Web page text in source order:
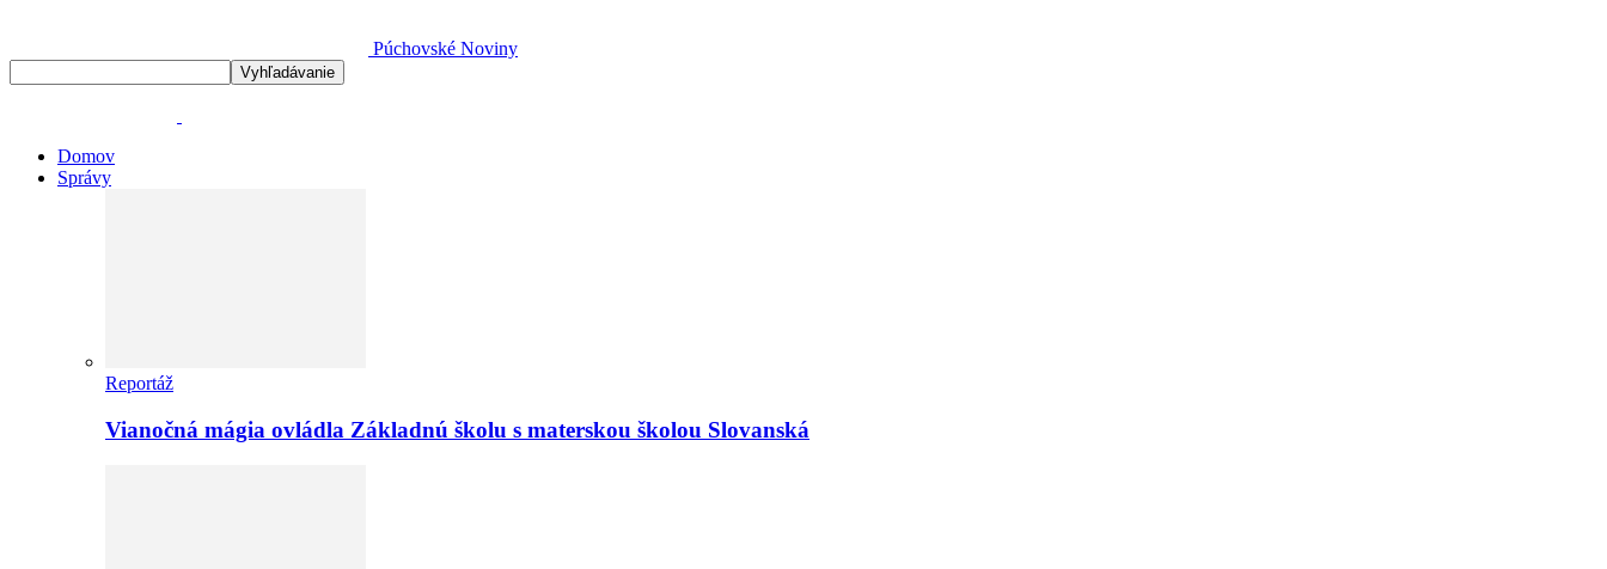
Púchovské Noviny
Domov
Správy
Reportáž
Vianočná mágia ovládla Základnú školu s materskou školou Slovanská